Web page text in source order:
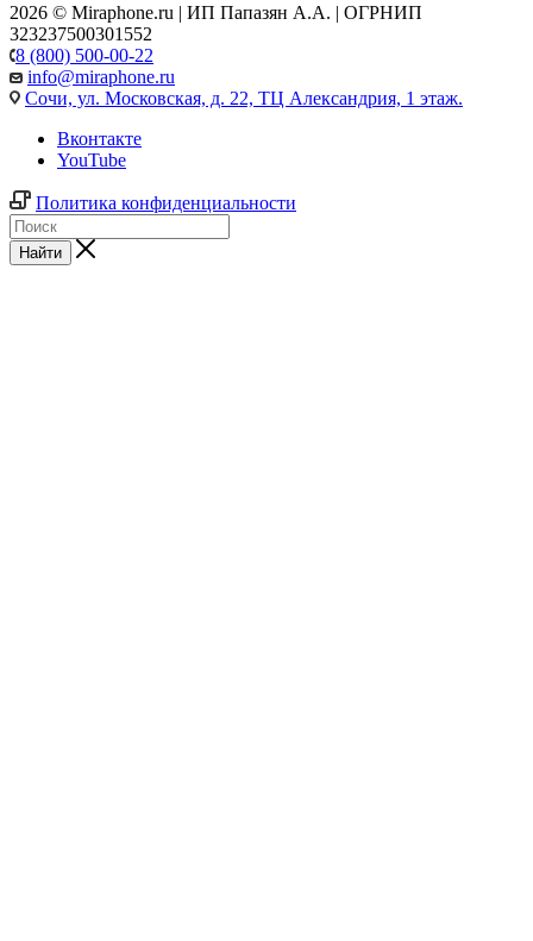
2026 © Miraphone.ru | ИП Папазян А.А. | ОГРНИП
323237500301552
8 (800) 500-00-22
info@miraphone.ru
Сочи, ул. Московская, д. 22, ТЦ Александрия, 1 этаж.
Вконтакте
YouTube
Политика конфиденциальности
Найти